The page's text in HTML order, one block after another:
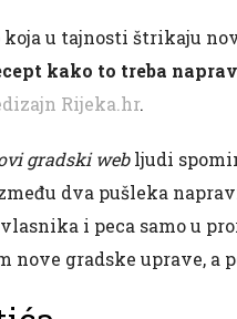
koja u tajnosti štrikaju
kako to treba
Rijeka.hr.
gradski webljudi
dva pušleka
i peca samo u
nove gradske uprave, a